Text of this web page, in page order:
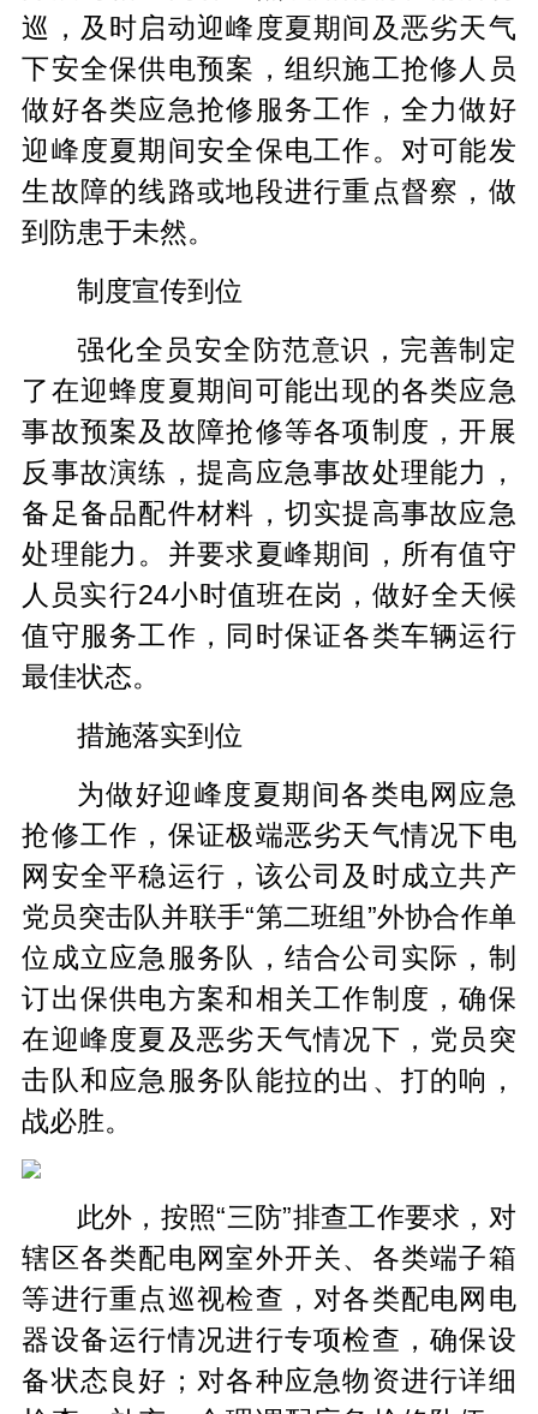
巡，及时启动迎峰度夏期间及恶劣天气
下安全保供电预案，组织施工抢修人员
做好各类应急抢修服务工作，全力做好
迎峰度夏期间安全保电工作。对可能发
生故障的线路或地段进行重点督察，做
到防患于未然。
制度宣传到位
强化全员安全防范意识，完善制定
了在迎蜂度夏期间可能出现的各类应急
事故预案及故障抢修等各项制度，开展
反事故演练，提高应急事故处理能力，
备足备品配件材料，切实提高事故应急
处理能力。并要求夏峰期间，所有值守
人员实行24小时值班在岗，做好全天候
值守服务工作，同时保证各类车辆运行
最佳状态。
措施落实到位
为做好迎峰度夏期间各类电网应急
抢修工作，保证极端恶劣天气情况下电
网安全平稳运行，该公司及时成立共产
党员突击队并联手“第二班组”外协合作单
位成立应急服务队，结合公司实际，制
订出保供电方案和相关工作制度，确保
在迎峰度夏及恶劣天气情况下，党员突
击队和应急服务队能拉的出、打的响，
战必胜。
此外，按照“三防”排查工作要求，对
辖区各类配电网室外开关、各类端子箱
等进行重点巡视检查，对各类配电网电
器设备运行情况进行专项检查，确保设
备状态良好；对各种应急物资进行详细